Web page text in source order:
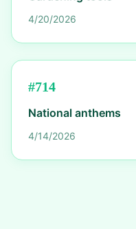
4/20/2026
#714
National anthems
4/14/2026